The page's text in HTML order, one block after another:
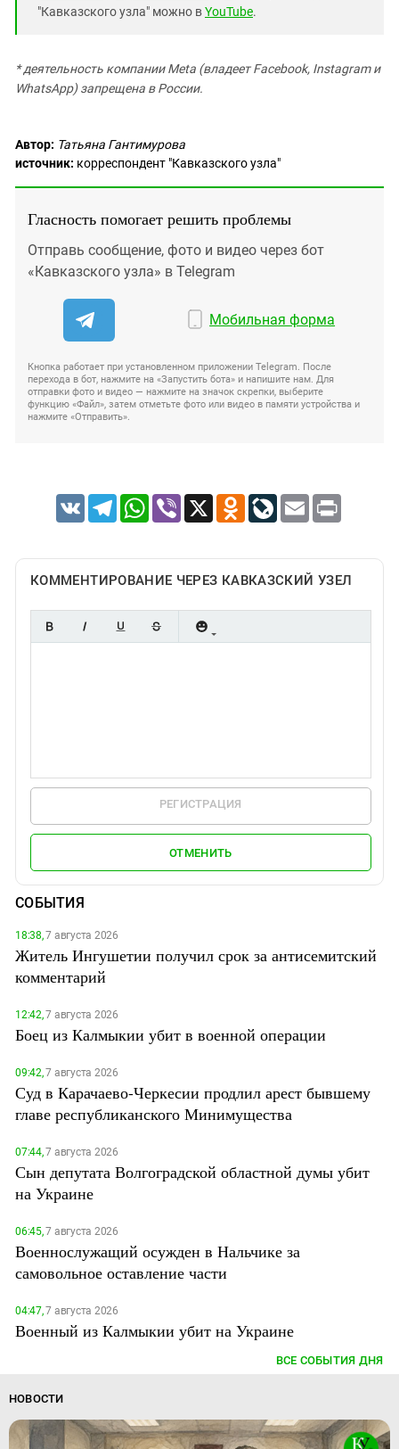
"Кавказского узла" можно вYouTube.
* деятельность компании Meta (владеет Facebook, Instagram и
WhatsApp) запрещена в России.
Автор: Татьяна Гантимурова
источник: корреспондент "Кавказского узла"
Гласность помогает решить проблемы
Отправь сообщение, фото и видео через бот
«Кавказского узла» в Telegram
Мобильная форма
Кнопка работает при установленном приложении Telegram. После
перехода в бот, нажмите на «Запустить бота» и напишите нам. Для
отправки фото и видео — нажмите на значок скрепки, выберите
функцию «Файл», затем отметьте фото или видео в памяти устройства и
нажмите «Отправить».
VK TelegramWhatsApp
Viber X Odnoklassniki
LiveJournal
Email Print
КОММЕНТИРОВАНИЕ ЧЕРЕЗ КАВКАЗСКИЙ УЗЕЛ
РЕГИСТРАЦИЯ
ОТМЕНИТЬ
СОБЫТИЯ
18:38,7 августа 2026
Житель Ингушетии получил срок за антисемитский
комментарий
12:42,7 августа 2026
Боец из Калмыкии убит в военной операции
09:42,7 августа 2026
Суд в Карачаево-Черкесии продлил арест бывшему
главе республиканского Минимущества
07:44,7 августа 2026
Сын депутата Волгоградской областной думы убит
на Украине
06:45,7 августа 2026
Военнослужащий осужден в Нальчике за
самовольное оставление части
04:47,7 августа 2026
Военный из Калмыкии убит на Украине
ВСЕ СОБЫТИЯ ДНЯ
НОВОСТИ